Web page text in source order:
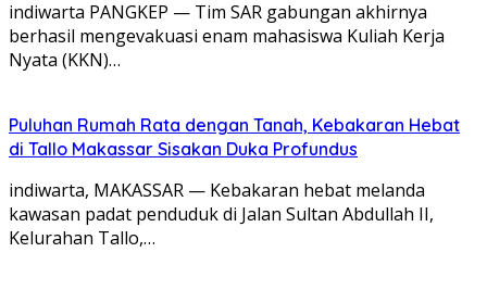
indiwarta PANGKEP — Tim SAR gabungan akhirnya
berhasil mengevakuasi enam mahasiswa Kuliah Kerja
Nyata (KKN)…
Puluhan Rumah Rata dengan Tanah, Kebakaran Hebat
di Tallo Makassar Sisakan Duka Profundus
indiwarta, MAKASSAR — Kebakaran hebat melanda
kawasan padat penduduk di Jalan Sultan Abdullah II,
Kelurahan Tallo,…